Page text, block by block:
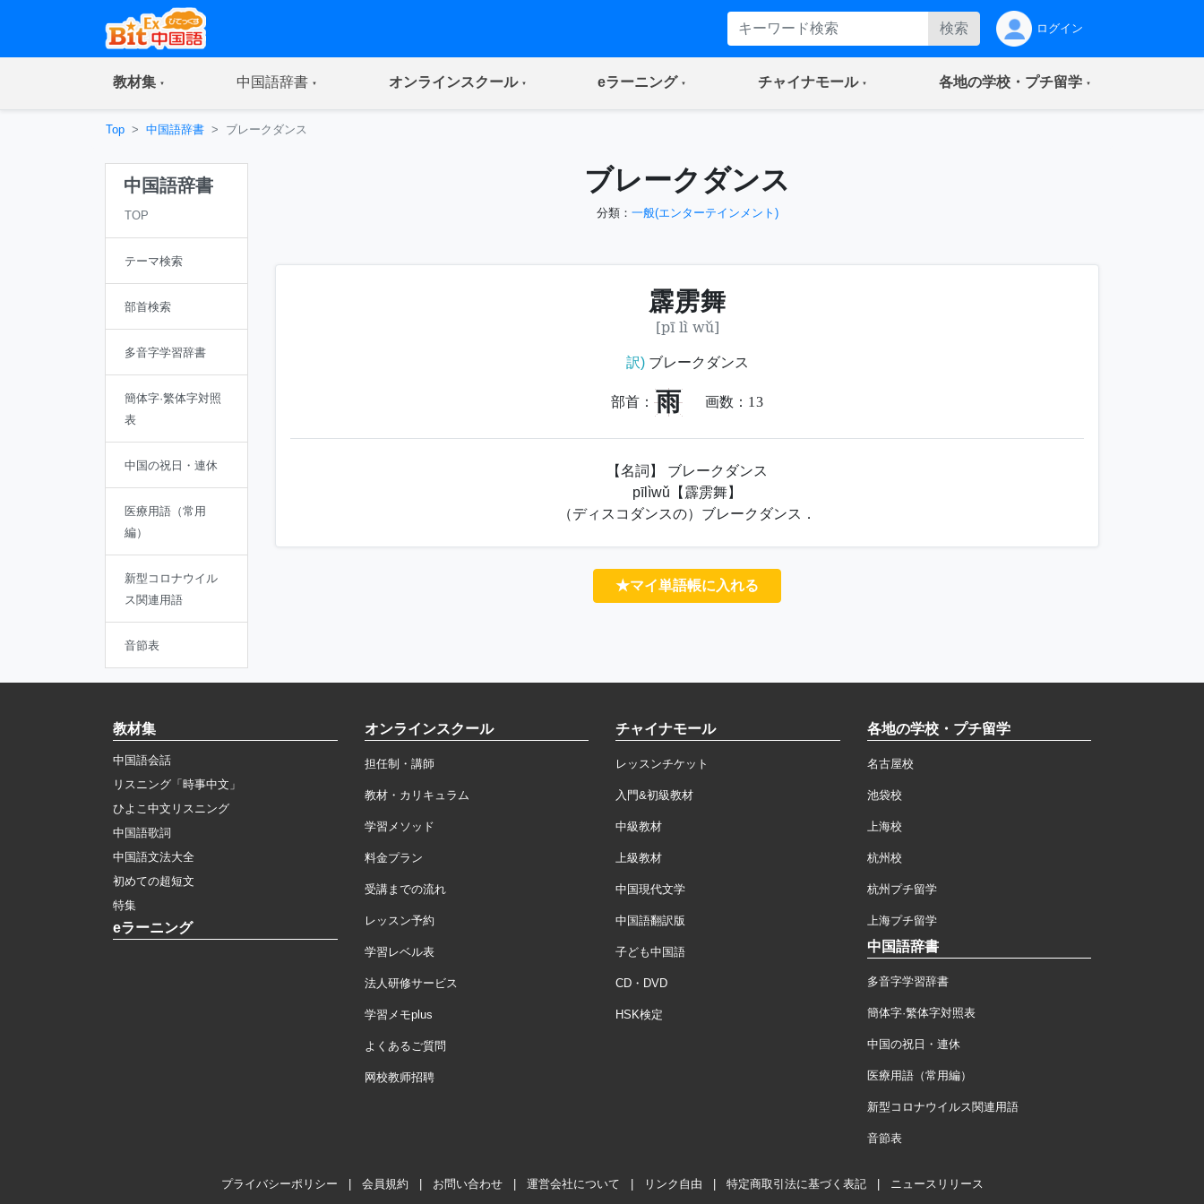
検索 ログイン
教材集(current) 中国語辞書(current) オンラインスクール(current) eラーニング(current) チャイナモール(current) 各地の学校・プチ留学(current)
Top 中国語辞書 ブレークダンス
中国語辞書
TOP
テーマ検索
部首検索
多音字学習辞書
簡体字·繁体字対照
表
中国の祝日・連休
医療用語（常用
編）
新型コロナウイル
ス関連用語
音節表
ブレークダンス
分類： 一般(エンターテインメント)
霹雳舞
[pī lì wǔ]
訳)ブレークダンス
部首： 雨 画数： 13
【名詞】 ブレークダンス
pīlìwǔ【霹雳舞】
（ディスコダンスの）ブレークダンス．
★マイ単語帳に入れる
教材集
中国語会話
リスニング「時事中文」
ひよこ中文リスニング
中国語歌詞
中国語文法大全
初めての超短文
特集
eラーニング
オンラインスクール
担任制・講師
教材・カリキュラム
学習メソッド
料金プラン
受講までの流れ
レッスン予約
学習レベル表
法人研修サービス
学習メモplus
よくあるご質問
网校教师招聘
チャイナモール
レッスンチケット
入門&初級教材
中級教材
上級教材
中国現代文学
中国語翻訳版
子ども中国語
CD・DVD
HSK検定
各地の学校・プチ留学
名古屋校
池袋校
上海校
杭州校
杭州プチ留学
上海プチ留学
中国語辞書
多音字学習辞書
簡体字·繁体字対照表
中国の祝日・連休
医療用語（常用編）
新型コロナウイルス関連用語
音節表
プライバシーポリシー 会員規約 お問い合わせ 運営会社について リンク自由 特定商取引法に基づく表記 ニュースリリース